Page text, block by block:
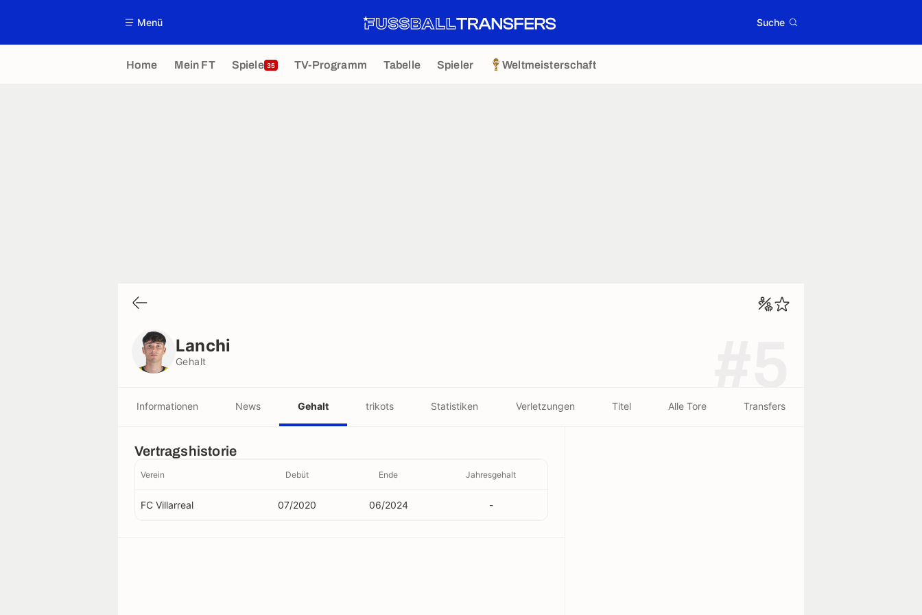
Menü Suche
Home Mein FT Spiele 35 TV-Programm Tabelle Spieler Weltmeisterschaft
Lanchi
Gehalt
Informationen News Gehalt trikots Statistiken Verletzungen Titel Alle Tore Transfers
Vertragshistorie
Verein Debüt Ende Jahresgehalt
FC Villarreal 07/2020 06/2024 -